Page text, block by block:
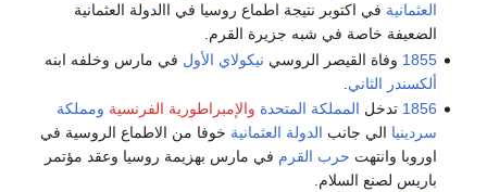
العثمانية في اكتوبر نتيجة اطماع روسيا في االدولة العثمانية
الضعيفة خاصة في شبه جزيرة القرم.
1855 وفاة القيصر الروسي نيكولاي الأول في مارس وخلفه ابنه
ألكسندر الثاني
1856 تدخل المملكة المتحدة والإمبراطورية الفرنسية ومملكة
سردينيا الي جانب الدولة العثمانية خوفا من الاطماع الروسية في
اوروبا وانتهت حرب القرم في مارس بهزيمة روسيا وعقد مؤتمر
باريس لصنع السلام.